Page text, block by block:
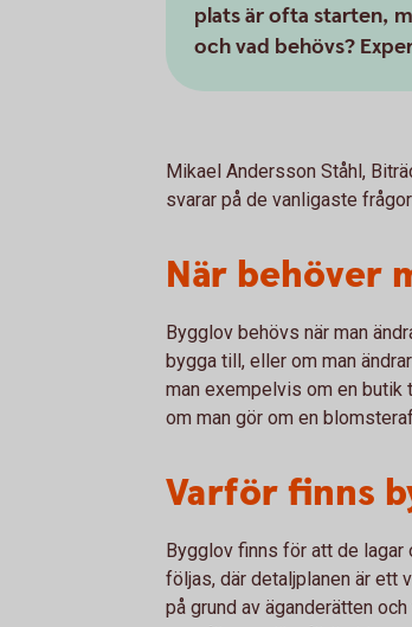
plats är ofta starten,
och vad behövs?
Mikael Andersson Ståhl,
svarar på de vanligaste
När behöver
Bygglov behövs när man
bygga till, eller om man
man exempelvis om en butik
om man gör om en
Varför finns
Bygglov finns för att de lagar
följas, där detaljplanen är ett
på grund av äganderätten